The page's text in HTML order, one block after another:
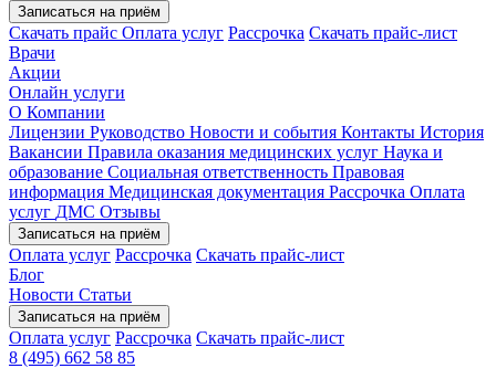
Записаться на приём
Скачать прайс Оплата услуг Рассрочка Скачать прайс-лист
Врачи
Акции
Онлайн услуги
О Компании
Лицензии Руководство Новости и события Контакты История
Вакансии Правила оказания медицинских услуг Наука и
образование Социальная ответственность Правовая
информация Медицинская документация Рассрочка Оплата
услуг ДМС Отзывы
Записаться на приём
Оплата услуг Рассрочка Скачать прайс-лист
Блог
Новости Статьи
Записаться на приём
Оплата услуг Рассрочка Скачать прайс-лист
8 (495) 662 58 85